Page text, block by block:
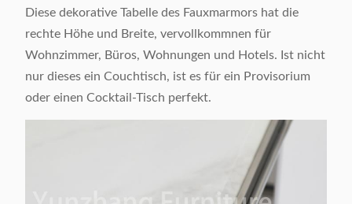
Diese dekorative Tabelle des Fauxmarmors hat die
rechte Höhe und Breite, vervollkommnen für
Wohnzimmer, Büros, Wohnungen und Hotels. Ist nicht
nur dieses ein Couchtisch, ist es für ein Provisorium
oder einen Cocktail-Tisch perfekt.